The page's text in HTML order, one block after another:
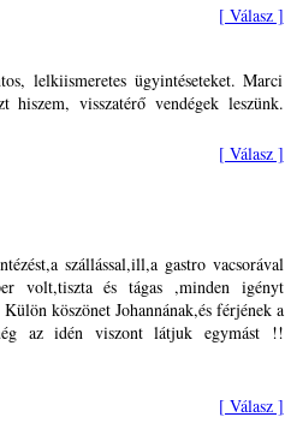
[ Válasz ]
lelkiismeretes ügyintéseteket. Marci
hiszem, visszatérő vendégek leszünk.
[ Válasz ]
szállással,ill,a gastro vacsorával
volt,tiszta és tágas ,minden igényt
köszönet Johannának,és férjének a
az idén viszont látjuk egymást !!
[ Válasz ]